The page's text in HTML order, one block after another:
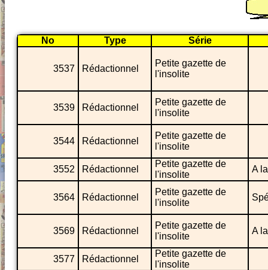
No Type Série
3537 Rédactionnel
Petite gazette de
l'insolite
3539 Rédactionnel
Petite gazette de
l'insolite
3544 Rédactionnel
Petite gazette de
l'insolite
3552 Rédactionnel
Petite gazette de
l'insolite
A
3564 Rédactionnel
Petite gazette de
l'insolite
3569 Rédactionnel
Petite gazette de
l'insolite
A
3577 Rédactionnel
Petite gazette de
l'insolite